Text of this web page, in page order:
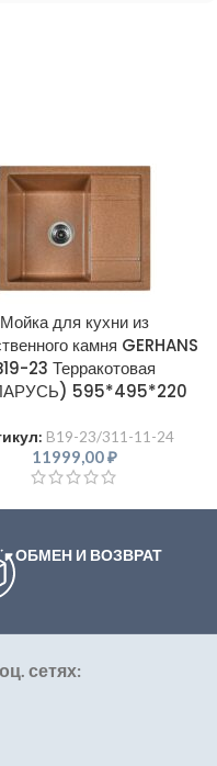
Мойка для кухни из
камня GERHANS
23 Терракотовая
595*495*220
B19-23/311-11-24
11999,00₽
ОБМЕН И ВОЗВРАТ
сетях: